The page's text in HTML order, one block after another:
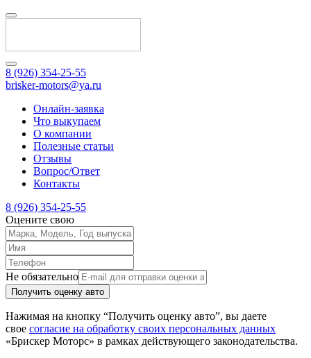
8 (926) 354-25-55
brisker-motors@ya.ru
Онлайн-заявка
Что выкупаем
О компании
Полезные статьи
Отзывы
Вопрос/Ответ
Контакты
8 (926) 354-25-55
Оцените свою
Не обязательно
Получить оценку авто
Нажимая на кнопку “Получить оценку авто”, вы даете
свое согласие на обработку своих персональных данных
«Брискер Моторс» в рамках действующего законодательства.